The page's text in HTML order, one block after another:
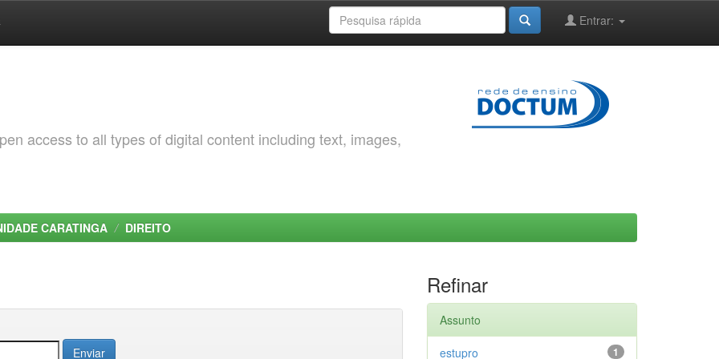
Entrar:
access to all types of digital content including text, images,
CARATINGA DIREITO
Refinar
Assunto
1
estupro